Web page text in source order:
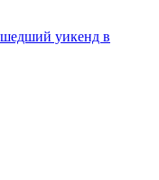
уикенд в